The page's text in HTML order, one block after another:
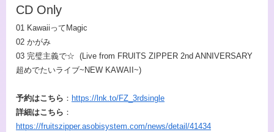
CD Only
01 KawaiiってMagic
02 かがみ
03 完璧主義で☆ (Live from FRUITS ZIPPER 2nd ANNIVERSARY
超めでたいライブ~NEW KAWAII~)
予約はこちら ： https://lnk.to/FZ_3rdsingle
詳細はこちら ：
https://fruitszipper.asobisystem.com/news/detail/41434